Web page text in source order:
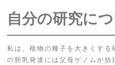
自分の研究に
私は、植物の種子を大きくする
の胚乳発達には父母ゲノムが拮